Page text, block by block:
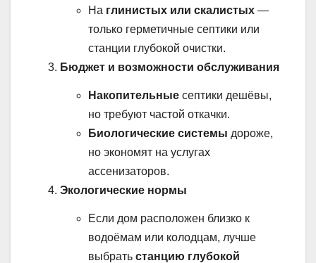
На глинистых или скалистых —
только герметичные септики или
станции глубокой очистки.
Бюджет и возможности обслуживания
Накопительные септики дешёвы,
но требуют частой откачки.
Биологические системы дороже,
но экономят на услугах
ассенизаторов.
Экологические нормы
Если дом расположен близко к
водоёмам или колодцам, лучше
выбрать станцию глубокой